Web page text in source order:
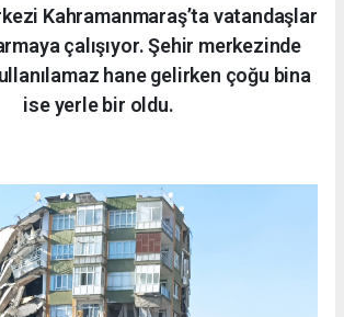
Kahramanmaraş’ta vatandaşlar
çalışıyor. Şehir merkezinde
hane gelirken çoğu bina
ise yerle bir oldu.